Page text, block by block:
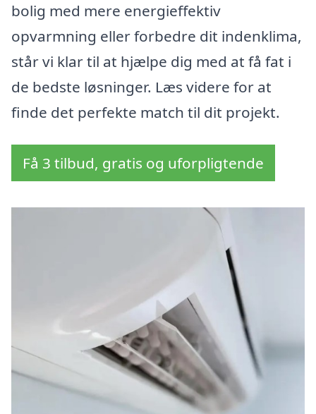
bolig med mere energieffektiv
opvarmning eller forbedre dit indenklima,
står vi klar til at hjælpe dig med at få fat i
de bedste løsninger. Læs videre for at
finde det perfekte match til dit projekt.
Få 3 tilbud, gratis og uforpligtende